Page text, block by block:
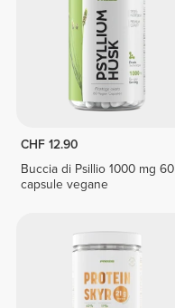
CHF 12.90
Buccia di Psillio 1000 mg 60
capsule vegane